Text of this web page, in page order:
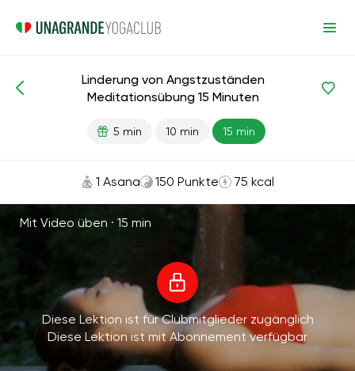
Meditationen und Atemübungen Entspannung Anti-
Linderung von Angstzuständen
Meditationsübung 15 Minuten
5 min 10 min 15 min
1 Asana 150 Punkte 75 kcal
Mit Video üben · 15 min
Diese Lektion ist für Clubmitglieder zugänglich
Diese Lektion ist mit Abonnement verfügbar